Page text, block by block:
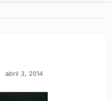
abril 3, 2014